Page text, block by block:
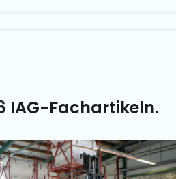
IAG-Fachartikeln.